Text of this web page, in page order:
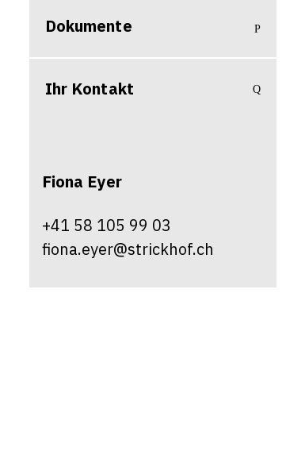
Dokumente
Ihr Kontakt
Fiona Eyer
+41 58 105 99 03
fiona.eyer@strickhof.ch